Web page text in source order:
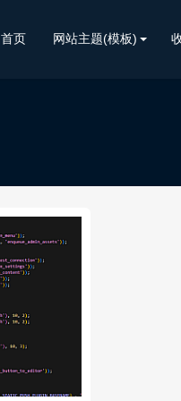
首页 网站主题(模板)